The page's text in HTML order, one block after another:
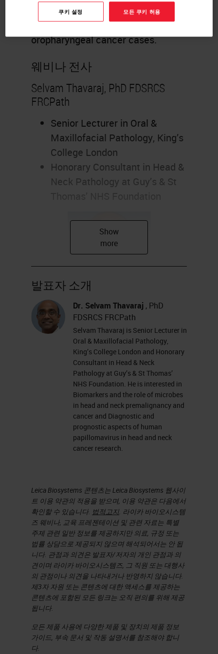
solution with Roche CINtec®
Histology p16 assay on 170
oropharyngeal cancer cases.
웨비나 전사
Selvam Thavaraj, PhD FDSRCS
FRCPath
Senior Lecturer in Oral &
Maxillofacial Pathology, King’s
College London
Honorary Consultant in Head &
Neck Pathology at Guy’s & St
Research interests
Biomarkers and the role of
microbes in head and neck
premalignancy and cancer
Diagnostic and prognostic
aspects of human
papillomavirus in head and
neck cancer
The webinar will include
parameters
Discussion and results,
including agreement with HPV
DNAISHand PCR
A chance to submit questions
for feedback on the topic
발표자 소개
Dr. Selvam Thavaraj , PhD
FDSRCS FRCPath
Selvam Thavaraj is Senior Lecturer in
Oral & Maxillofacial Pathology,
King’s College London and Honorary
Consultant in Head & Neck
Pathology at Guy’s & St Thomas’
NHS Foundation. He is interested in
Biomarkers and the role of microbes
in head and neck premalignancy and
cancer and Diagnostic and
prognostic aspects of human
papillomavirus in head and neck
cancer research.
Leica Biosystems 콘텐츠는 Leica Biosystems 웹사이
트 이용 약관의 적용을 받으며, 이용 약관은 다음에서
확인할 수 있습니다. 법적고지. 라이카 바이오시스템
즈 웨비나, 교육 프레젠테이션 및 관련 자료는 특별
주제 관련 일반 정보를 제공하지만 의료, 규정 또는
법률 상담으로 제공되지 않으며 해석되어서는 안 됩
니다. 관점과 의견은 발표자/저자의 개인 관점과 의
견이며 라이카 바이오시스템즈, 그 직원 또는 대행사
의 관점이나 의견을 나타내거나 반영하지 않습니다.
제3자 자원 또는 콘텐츠에 대한 액세스를 제공하는
콘텐츠에 포함된 모든 링크는 오직 편의를 위해 제공
됩니다.
모든 제품 사용에 다양한 제품 및 장치의 제품 정보
가이드, 부속 문서 및 작동 설명서를 참조해야 합니
다.
쿠키 설정 모든 쿠키 허용